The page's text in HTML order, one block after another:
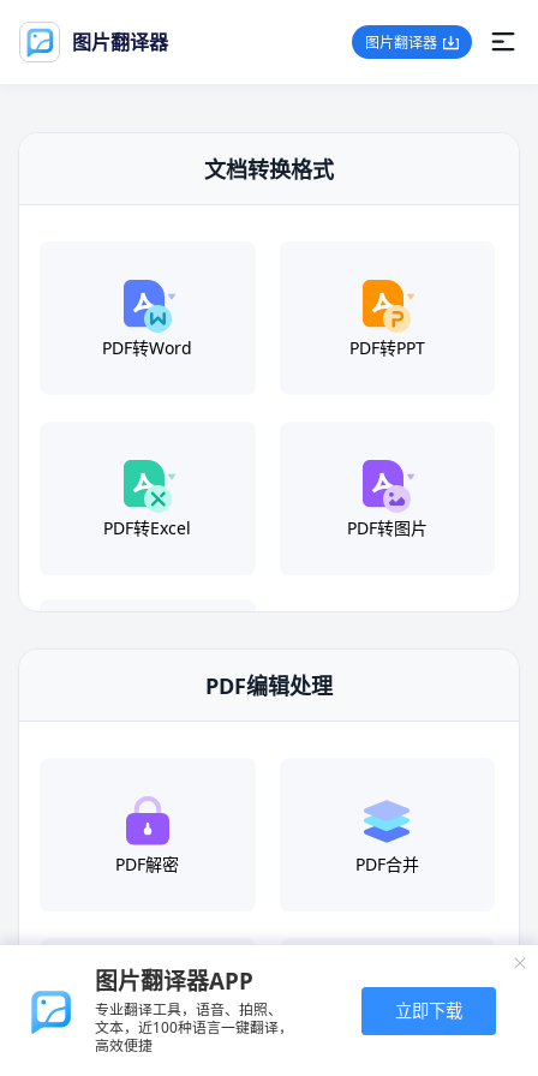
图片翻译器 图片翻译器
文档转换格式
PDF转Word PDF转PPT
PDF转Excel PDF转图片
PDF编辑处理
PDF解密 PDF合并
PDF拆分
图片翻译器APP
专业翻译工具，语音、拍照、
文本，近100种语言一键翻译，
高效便捷
立即下载